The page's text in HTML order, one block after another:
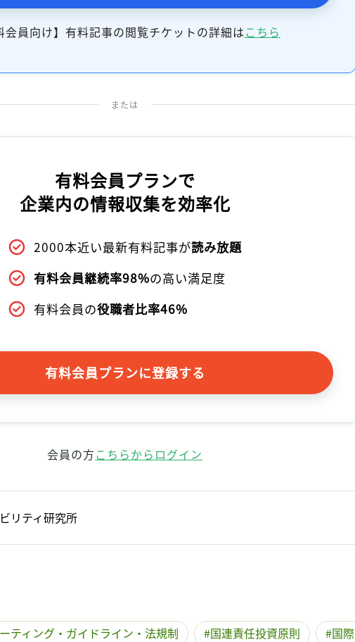
会員向け】有料記事の閲覧チケットの詳細はこちら
または
有料会員プランで
企業内の情報収集を効率化
2000本近い最新有料記事が読み放題
有料会員継続率98%の高い満足度
有料会員の役職者比率46%
有料会員プランに登録する
会員の方こちらからログイン
リティ研究所
ティング・ガイドライン・法規制 国連責任投資原則
国際
記事をお気に入りに保存するには
ログイン